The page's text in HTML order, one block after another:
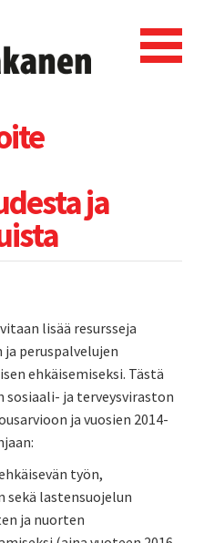
ja
lisää resursseja
peruspalvelujen
ehkäisemiseksi. Tästä
ja terveysviraston
ja vuosien 2014-
työn,
sekä lastensuojelun
ja nuorten